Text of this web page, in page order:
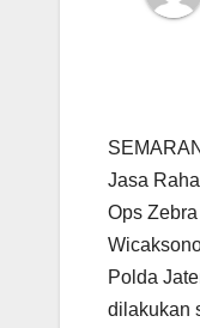
Jasa
Ops
Polda
dilakukan